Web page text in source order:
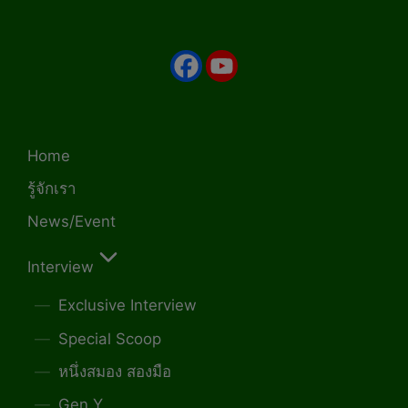
Home
รู้จักเรา
News/Event
Interview
Exclusive Interview
Special Scoop
หนึ่งสมอง สองมือ